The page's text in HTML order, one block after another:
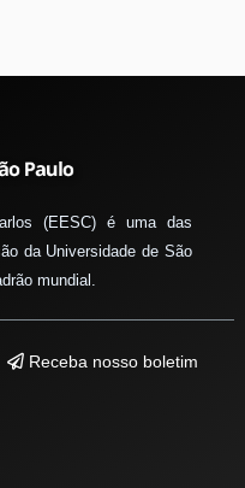
(EESC) é uma das
da Universidade de São
mundial.
Receba nosso boletim